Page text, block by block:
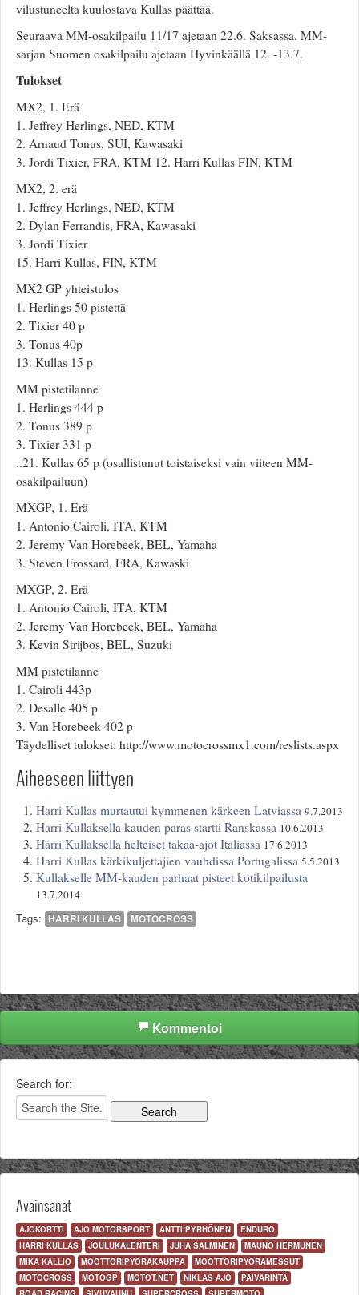
vilustuneelta kuulostava Kullas päättää.
Seuraava MM-osakilpailu 11/17 ajetaan 22.6. Saksassa. MM-
sarjan Suomen osakilpailu ajetaan Hyvinkäällä 12. -13.7.
Tulokset
MX2, 1. Erä
1. Jeffrey Herlings, NED, KTM
2. Arnaud Tonus, SUI, Kawasaki
3. Jordi Tixier, FRA, KTM 12. Harri Kullas FIN, KTM
MX2, 2. erä
1. Jeffrey Herlings, NED, KTM
2. Dylan Ferrandis, FRA, Kawasaki
3. Jordi Tixier
15. Harri Kullas, FIN, KTM
MX2 GP yhteistulos
1. Herlings 50 pistettä
2. Tixier 40 p
3. Tonus 40p
13. Kullas 15 p
MM pistetilanne
1. Herlings 444 p
2. Tonus 389 p
3. Tixier 331 p
..21. Kullas 65 p (osallistunut toistaiseksi vain viiteen MM-
osakilpailuun)
MXGP, 1. Erä
1. Antonio Cairoli, ITA, KTM
2. Jeremy Van Horebeek, BEL, Yamaha
3. Steven Frossard, FRA, Kawaski
MXGP, 2. Erä
1. Antonio Cairoli, ITA, KTM
2. Jeremy Van Horebeek, BEL, Yamaha
3. Kevin Strijbos, BEL, Suzuki
MM pistetilanne
1. Cairoli 443p
2. Desalle 405 p
3. Van Horebeek 402 p
Täydelliset tulokset: http://www.motocrossmx1.com/reslists.aspx
Aiheeseen liittyen
Harri Kullas murtautui kymmenen kärkeen Latviassa 9.7.2013
Harri Kullaksella kauden paras startti Ranskassa 10.6.2013
Harri Kullaksella helteiset takaa-ajot Italiassa 17.6.2013
Harri Kullas kärkikuljettajien vauhdissa Portugalissa 5.5.2013
Kullakselle MM-kauden parhaat pisteet kotikilpailusta
13.7.2014
Tags: HARRI KULLAS MOTOCROSS
Kommentoi
Search for:
Avainsanat
AJOKORTTI AJO MOTORSPORT ANTTI PYRHÖNEN
ENDURO
HARRI KULLAS
JOULUKALENTERI JUHA SALMINEN
MAUNO HERMUNEN
MIKA KALLIO
MOOTTORIPYÖRÄKAUPPA
MOOTTORIPYÖRÄMESSUT
MOTOCROSS
MOTOGP MOTOT.NET NIKLAS AJO
PÄIVÄRINTA